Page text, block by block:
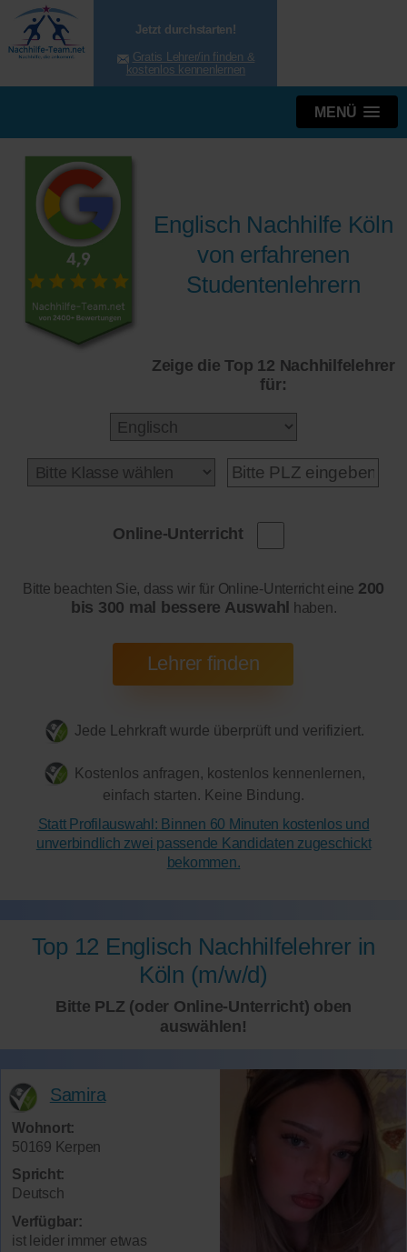
Jetzt durchstarten!
Gratis Lehrer/in finden &
kostenlos kennenlernen
MENÜ
Englisch Nachhilfe Köln
von erfahrenen
Studentenlehrern
Zeige die Top 12 Nachhilfelehrer
für:
Online-Unterricht
Bitte beachten Sie, dass wir für Online-Unterricht eine 200
bis 300 mal bessere Auswahl haben.
Jede Lehrkraft wurde überprüft und verifiziert.
Kostenlos anfragen, kostenlos kennenlernen,
einfach starten. Keine Bindung.
Statt Profilauswahl: Binnen 60 Minuten kostenlos und
unverbindlich zwei passende Kandidaten zugeschickt
bekommen.
Top 12 Englisch Nachhilfelehrer in
Köln (m/w/d)
Bitte PLZ (oder Online-Unterricht) oben
auswählen!
Samira
Wohnort:
50169 Kerpen
Spricht:
Deutsch
Verfügbar:
ist leider immer etwas